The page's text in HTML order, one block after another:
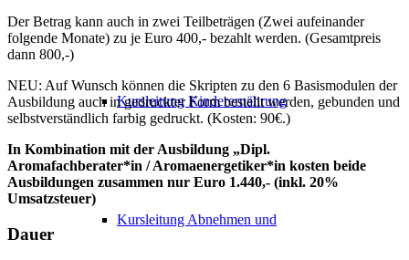
Kursleitung Kinderernährung
Kursleitung Abnehmen und
Der Betrag kann auch in zwei Teilbeträgen (Zwei aufeinander
folgende Monate) zu je Euro 400,- bezahlt werden. (Gesamtpreis
dann 800,-)
NEU: Auf Wunsch können die Skripten zu den 6 Basismodulen der
Ausbildung auch in gedruckter Form bestellt werden, gebunden und
selbstverständlich farbig gedruckt. (Kosten: 90€.)
In Kombination mit der Ausbildung „Dipl.
Aromafachberater*in / Aromaenergetiker*in kosten beide
Ausbildungen zusammen nur Euro 1.440,- (inkl. 20%
Umsatzsteuer)
Dauer